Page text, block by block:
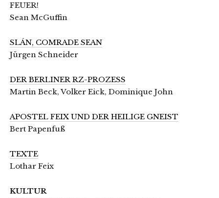
FEUER!
Sean McGuffin
SLÁN, COMRADE SEAN
Jürgen Schneider
DER BERLINER RZ-PROZESS
Martin Beck, Volker Eick, Dominique John
APOSTEL FEIX UND DER HEILIGE GNEIST
Bert Papenfuß
TEXTE
Lothar Feix
KULTUR